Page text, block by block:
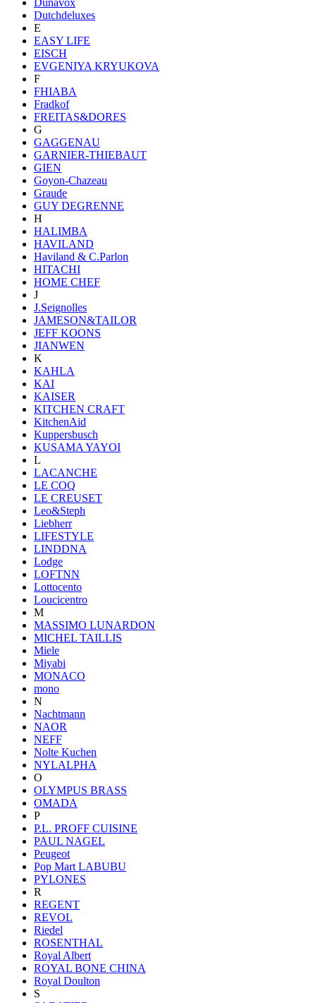
Dutchdeluxes
E
EASY LIFE
EISCH
EVGENIYA KRYUKOVA
F
FHIABA
Fradkof
FREITAS&DORES
G
GAGGENAU
GARNIER-THIEBAUT
GIEN
Goyon-Chazeau
Graude
GUY DEGRENNE
H
HALIMBA
HAVILAND
Haviland & C.Parlon
HITACHI
HOME CHEF
J
J.Seignolles
JAMESON&TAILOR
JEFF KOONS
JIANWEN
K
KAHLA
KAI
KAISER
KITCHEN CRAFT
KitchenAid
Kuppersbusch
KUSAMA YAYOI
L
LACANCHE
LE COQ
LE CREUSET
Leo&Steph
Liebherr
LIFESTYLE
LINDDNA
Lodge
LOFTNN
Lottocento
Loucicentro
M
MASSIMO LUNARDON
MICHEL TAILLIS
Miele
Miyabi
MONACO
mono
N
Nachtmann
NAOR
NEFF
Nolte Kuchen
NYLALPHA
O
OLYMPUS BRASS
OMADA
P
P.L. PROFF CUISINE
PAUL NAGEL
Peugeot
Pop Mart LABUBU
PYLONES
R
REGENT
REVOL
Riedel
ROSENTHAL
Royal Albert
ROYAL BONE CHINA
Royal Doulton
S